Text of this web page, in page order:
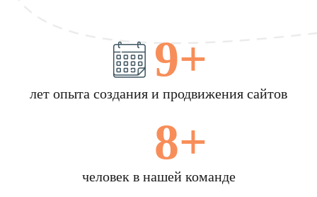
9+
лет опыта создания и продвижения сайтов
8+
человек в нашей команде